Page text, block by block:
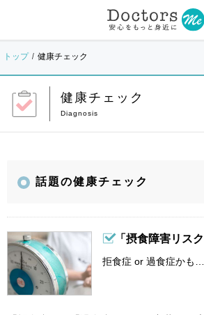
トップ 健康チェック
健康チェック
話題の健康チェック
「摂食障害リス
拒食症 or 過食症かも